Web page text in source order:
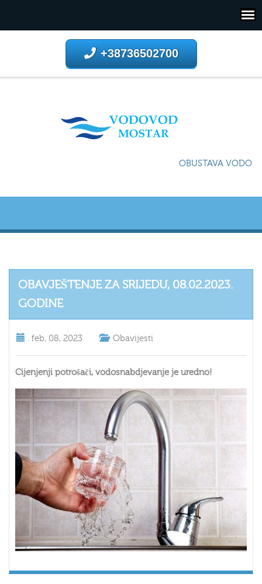
+38736502700
OBUSTAVA
OBAVJEŠTENJE ZA SRIJEDU, 08.02.2023.
GODINE
. feb, 08, 2023 Obavijesti
Cijenjenji potrošači, vodosnabdjevanje je uredno!